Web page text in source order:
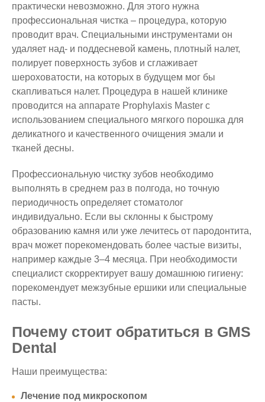
практически невозможно. Для этого нужна
профессиональная чистка – процедура, которую
проводит врач. Специальными инструментами он
удаляет над- и поддесневой камень, плотный налет,
полирует поверхность зубов и сглаживает
шероховатости, на которых в будущем мог бы
скапливаться налет. Процедура в нашей клинике
проводится на аппарате Prophylaxis Master с
использованием специального мягкого порошка для
деликатного и качественного очищения эмали и
тканей десны.
Профессиональную чистку зубов необходимо
выполнять в среднем раз в полгода, но точную
периодичность определяет стоматолог
индивидуально. Если вы склонны к быстрому
образованию камня или уже лечитесь от пародонтита,
врач может порекомендовать более частые визиты,
например каждые 3–4 месяца. При необходимости
специалист скорректирует вашу домашнюю гигиену:
порекомендует межзубные ершики или специальные
пасты.
Почему стоит обратиться в GMS
Dental
Наши преимущества:
Лечение под микроскопом